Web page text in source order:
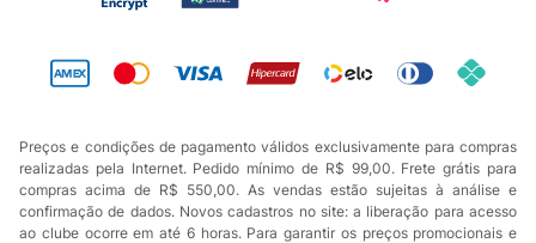
Preços e condições de pagamento válidos exclusivamente para compras
realizadas pela Internet. Pedido mínimo de R$ 99,00. Frete grátis para
compras acima de R$ 550,00. As vendas estão sujeitas à análise e
confirmação de dados. Novos cadastros no site: a liberação para acesso
ao clube ocorre em até 6 horas. Para garantir os preços promocionais e